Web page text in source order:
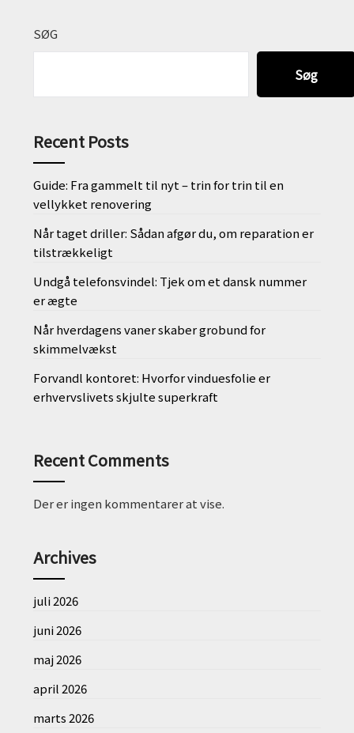
SØG
Søg
Recent Posts
Guide: Fra gammelt til nyt – trin for trin til en
vellykket renovering
Når taget driller: Sådan afgør du, om reparation er
tilstrækkeligt
Undgå telefonsvindel: Tjek om et dansk nummer
er ægte
Når hverdagens vaner skaber grobund for
skimmelvækst
Forvandl kontoret: Hvorfor vinduesfolie er
erhvervslivets skjulte superkraft
Recent Comments
Der er ingen kommentarer at vise.
Archives
juli 2026
juni 2026
maj 2026
april 2026
marts 2026